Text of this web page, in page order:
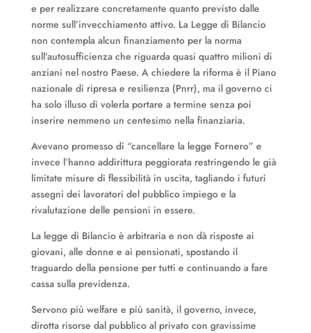
e per realizzare concretamente quanto previsto dalle
norme sull’invecchiamento attivo. La Legge di Bilancio
non contempla alcun finanziamento per la norma
sull’autosufficienza che riguarda quasi quattro milioni di
anziani nel nostro Paese. A chiedere la riforma è il Piano
nazionale di ripresa e resilienza (Pnrr), ma il governo ci
ha solo illuso di volerla portare a termine senza poi
inserire nemmeno un centesimo nella finanziaria.
Avevano promesso di “cancellare la legge Fornero” e
invece l’hanno addirittura peggiorata restringendo le già
limitate misure di flessibilità in uscita, tagliando i futuri
assegni dei lavoratori del pubblico impiego e la
rivalutazione delle pensioni in essere.
La legge di Bilancio è arbitraria e non dà risposte ai
giovani, alle donne e ai pensionati, spostando il
traguardo della pensione per tutti e continuando a fare
cassa sulla previdenza.
Servono più welfare e più sanità, il governo, invece,
dirotta risorse dal pubblico al privato con gravissime